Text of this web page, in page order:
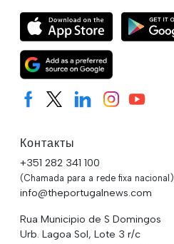
Контакты
+351 282 341 100
(Chamada para a rede fixa nacional)
info@theportugalnews.com
Rua Municipio de S Domingos
Urb. Lagoa Sol, Lote 3 r/c